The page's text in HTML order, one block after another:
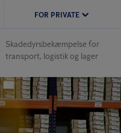
FOR PRIVATE
Skadedyrs­bekæmpelse for
transport, logistik og lager